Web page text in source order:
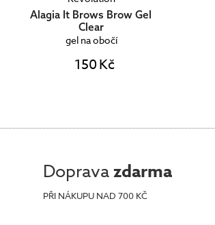
Alagia It Brows Brow Gel
Clear
gel na obočí
150 Kč
Dopravazdarma
PŘI NÁKUPU NAD 700 KČ